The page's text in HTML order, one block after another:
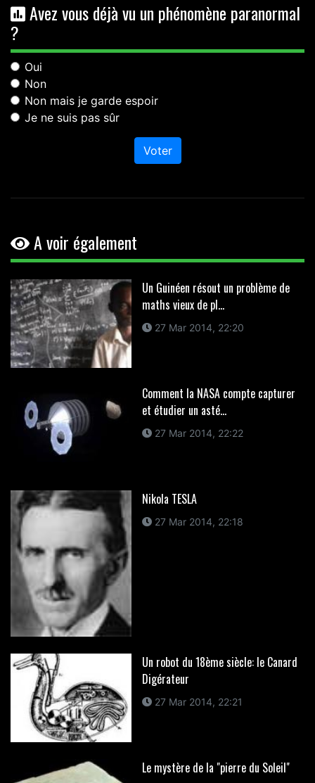
Avez vous déjà vu un phénomène paranormal
?
Oui
Non
Non mais je garde espoir
Je ne suis pas sûr
Voter
A voir également
Un Guinéen résout un problème de
maths vieux de pl...
27 Mar 2014, 22:20
Comment la NASA compte capturer
et étudier un asté...
27 Mar 2014, 22:22
Nikola TESLA
27 Mar 2014, 22:18
Un robot du 18ème siècle: le Canard
Digérateur
27 Mar 2014, 22:21
Le mystère de la "pierre du Soleil"